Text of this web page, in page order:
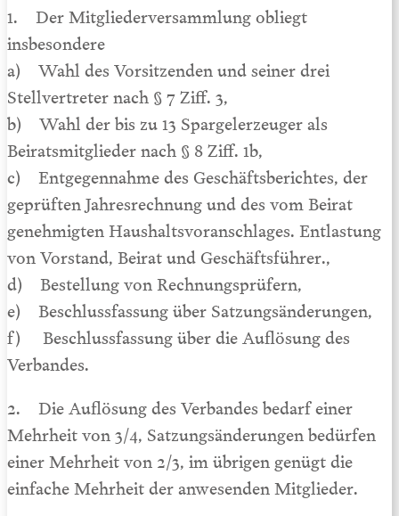
1. Der Mitgliederversammlung obliegt
insbesondere
a) Wahl des Vorsitzenden und seiner drei
Stellvertreter nach § 7 Ziff. 3,
b) Wahl der bis zu 13 Spargelerzeuger als
Beiratsmitglieder nach § 8 Ziff. 1b,
c) Entgegennahme des Geschäftsberichtes, der
geprüften Jahresrechnung und des vom Beirat
genehmigten Haushaltsvoranschlages. Entlastung
von Vorstand, Beirat und Geschäftsführer.,
d) Bestellung von Rechnungsprüfern,
e) Beschlussfassung über Satzungsänderungen,
f) Beschlussfassung über die Auflösung des
Verbandes.
2. Die Auflösung des Verbandes bedarf einer
Mehrheit von 3/4, Satzungsänderungen bedürfen
einer Mehrheit von 2/3, im übrigen genügt die
einfache Mehrheit der anwesenden Mitglieder.